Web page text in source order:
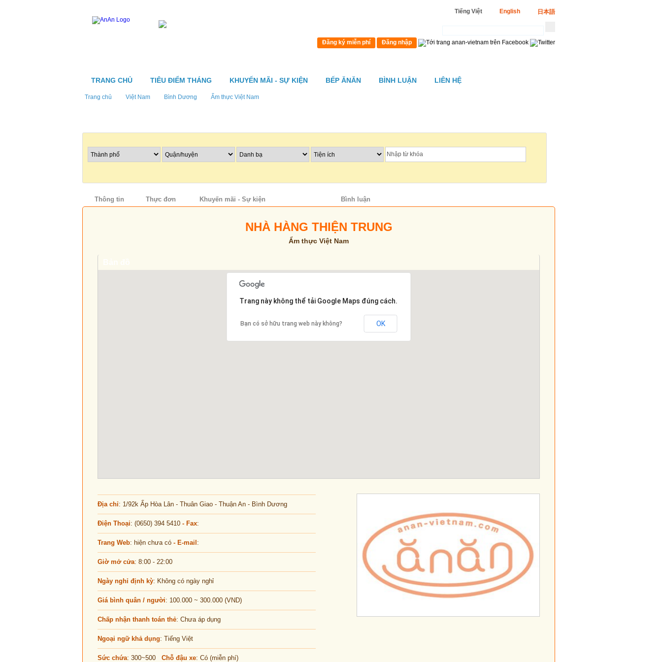
TRANG CHỦ TIÊU ĐIỂM THÁNG KHUYẾN MÃI - SỰ KIỆN BẾP ĂNĂN BÌNH LUẬN LIÊN HỆ
日本語
English
Tiếng Việt
Đăng ký miễn phí Đăng nhập
Trang chủ Việt Nam Bình Dương Ẩm thực Việt Nam
Thông tin Thực đơn Khuyến mãi - Sự kiện Bình luận
NHÀ HÀNG THIỆN TRUNG
Ẩm thực Việt Nam
Trang này không thể tải Google Maps đúng cách.
Bạn có sở hữu trang web này không? OK
Địa chỉ: 1/92k Ấp Hòa Lân - Thuân Giao - Thuận An - Bình Dương
Điện Thoại: (0650) 394 5410 - Fax:
Trang Web: hiện chưa có - E-mail :
Giờ mở cửa: 8:00 - 22:00
Ngày nghỉ định kỳ: Không có ngày nghỉ
Giá bình quân / người: 100.000 ~ 300.000 (VND)
Chấp nhận thanh toán thẻ: Chưa áp dụng
Ngoại ngữ khả dụng: Tiếng Việt
Sức chứa: 300~500 Chỗ đậu xe: Có (miễn phí)